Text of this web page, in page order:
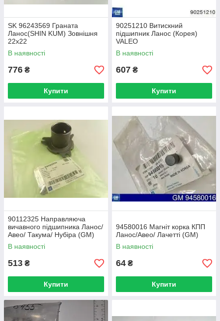
SK 96243569 Граната
Ланос(SHIN KUM) Зовнішня
22х22
В наявності
776 ₴
Купити
90251210 Витискний
підшипник Ланос (Корея)
VALEO
В наявності
607 ₴
Купити
90112325 Направляюча
вичавного підшипника Ланос/
Авео/ Такума/ Нубіра (GM)
В наявності
513 ₴
Купити
94580016 Магніт корка КПП
Ланос/Авео/ Лачетті (GM)
В наявності
64 ₴
Купити